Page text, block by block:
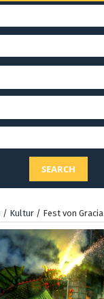
SEARCH
/ Kultur / Fest von Gracia